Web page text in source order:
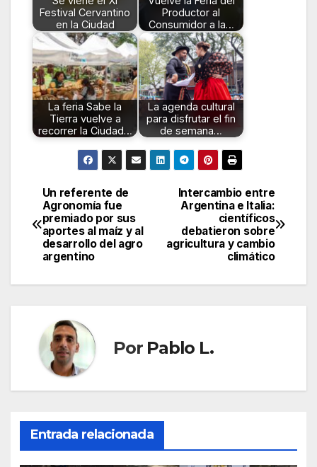
Festival Cervantino
en la Ciudad
Productor al
Consumidor a la…
La feria Sabe la
Tierra vuelve a
recorrer la Ciudad…
La agenda cultural
para disfrutar el fin
de semana…
Navegación
de
entradas
Intercambio entre
Argentina e Italia:
científicos
debatieron sobre
agricultura y cambio
climático
Un referente de
Agronomía fue
premiado por sus
aportes al maíz y al
desarrollo del agro
argentino
Por Pablo L.
Entrada relacionada